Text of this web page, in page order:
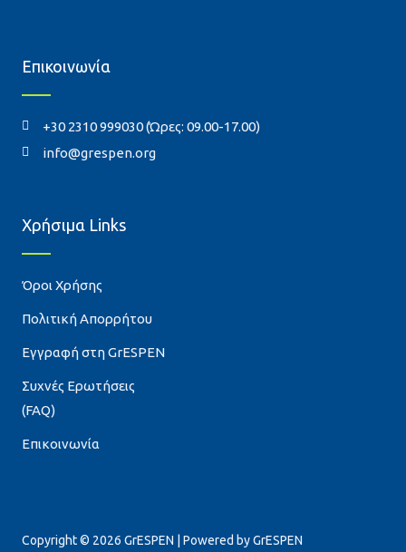
Copyright © 2026 GrESPEN | Powered by GrESPEN
Χρήσιμα Links
Όροι Χρήσης
Πολιτική Απορρήτου
Εγγραφή στη GrESPEN
Συχνές Ερωτήσεις
(FAQ)
Επικοινωνία
Επικοινωνία
+30 2310 999030 (Ώρες: 09.00-17.00)
info@grespen.org